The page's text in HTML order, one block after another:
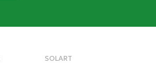
SOLART